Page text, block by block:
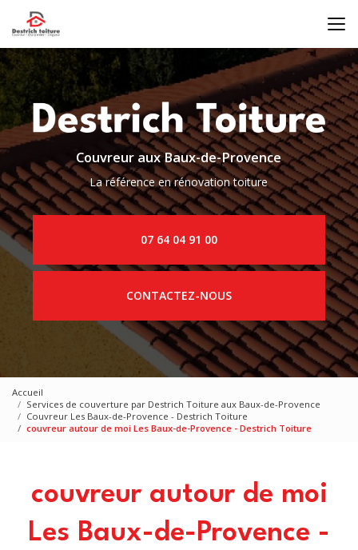
contenu
principal
Couvreur aux Baux-de-Provence
La référence en rénovation toiture
07 64 04 91 00
CONTACTEZ-NOUS
Accueil
Services de couverture par Destrich Toiture aux Baux-de-Provence
Couvreur Les Baux-de-Provence - Destrich Toiture
couvreur autour de moi Les Baux-de-Provence - Destrich Toiture
couvreur autour de moi
Les Baux-de-Provence -